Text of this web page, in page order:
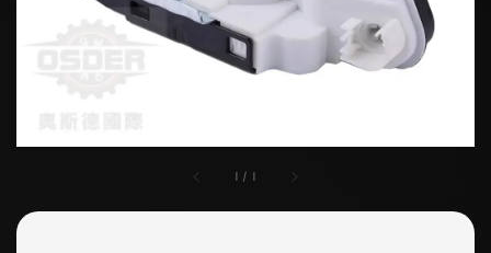
1 / 1